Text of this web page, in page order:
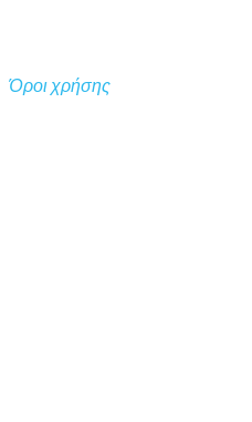
Όροι χρήσης